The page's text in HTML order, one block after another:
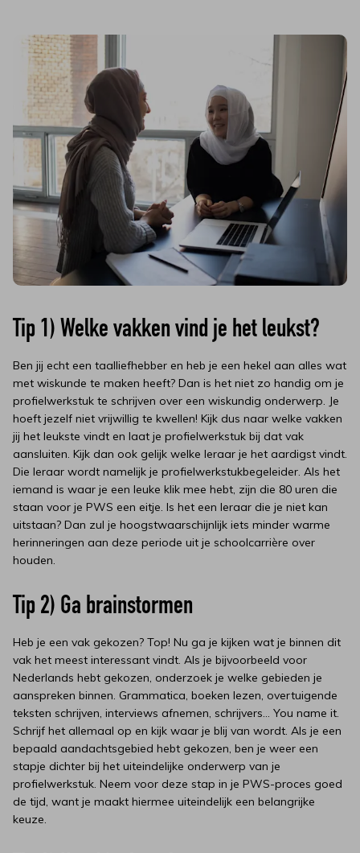
Tip 1) Welke vakken vind je het leukst?
Ben jij echt een taalliefhebber en heb je een hekel aan alles wat
met wiskunde te maken heeft? Dan is het niet zo handig om je
profielwerkstuk te schrijven over een wiskundig onderwerp. Je
hoeft jezelf niet vrijwillig te kwellen! Kijk dus naar welke vakken
jij het leukste vindt en laat je profielwerkstuk bij dat vak
aansluiten. Kijk dan ook gelijk welke leraar je het aardigst vindt.
Die leraar wordt namelijk je profielwerkstukbegeleider. Als het
iemand is waar je een leuke klik mee hebt, zijn die 80 uren die
staan voor je PWS een eitje. Is het een leraar die je niet kan
uitstaan? Dan zul je hoogstwaarschijnlijk iets minder warme
herinneringen aan deze periode uit je schoolcarrière over
houden.
Tip 2) Ga brainstormen
Heb je een vak gekozen? Top! Nu ga je kijken wat je binnen dit
vak het meest interessant vindt. Als je bijvoorbeeld voor
Nederlands hebt gekozen, onderzoek je welke gebieden je
aanspreken binnen. Grammatica, boeken lezen, overtuigende
teksten schrijven, interviews afnemen, schrijvers… You name it.
Schrijf het allemaal op en kijk waar je blij van wordt. Als je een
bepaald aandachtsgebied hebt gekozen, ben je weer een
stapje dichter bij het uiteindelijke onderwerp van je
profielwerkstuk. Neem voor deze stap in je PWS-proces goed
de tijd, want je maakt hiermee uiteindelijk een belangrijke
keuze.